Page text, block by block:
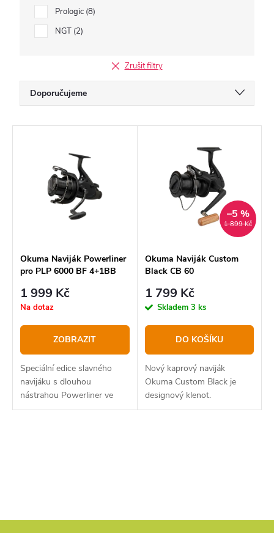
Prologic 8
NGT 2
Zrušit filtry
a
z
o
d
u
ů
Doporučujeme
Nejprodávanější
Abecedně
r
o
d
u
t
ů
Okuma Naviják Powerliner
pro PLP 6000 BF 4+1BB
1 999 Kč
Na dotaz
ZOBRAZIT
Speciální edice slavného
navijáku s dlouhou
nástrahou Powerliner ve
velmi trendy kosmetice
1 899 Kč
–5 %
Okuma Naviják Custom
Black CB 60
1 799 Kč
Skladem 3 ks
DO KOŠÍKU
Nový kaprový naviják
Okuma Custom Black je
designový klenot.
á